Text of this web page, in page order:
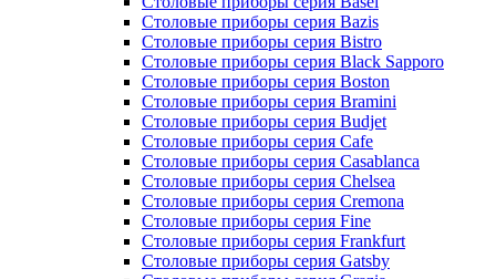
Столовые приборы серия Bistro
Столовые приборы серия Black Sapporo
Столовые приборы серия Boston
Столовые приборы серия Bramini
Столовые приборы серия Budjet
Столовые приборы серия Cafe
Столовые приборы серия Casablanca
Столовые приборы серия Chelsea
Столовые приборы серия Cremona
Столовые приборы серия Fine
Столовые приборы серия Frankfurt
Столовые приборы серия Gatsby
Столовые приборы серия Grazia